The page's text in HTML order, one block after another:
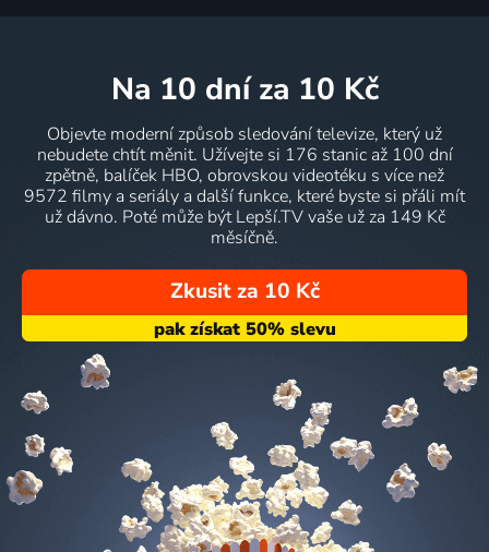
na 10 dní za 10 Kč
Objevte moderní způsob sledování televize, který už
nebudete chtít měnit. Užívejte si 176 stanic až 100 dní
zpětně, balíček HBO, obrovskou videotéku s více než
9572 filmy a seriály a další funkce, které byste si přáli mít
už dávno. Poté může být Lepší.TV vaše už za 149 Kč
měsíčně.
Zkusit za 10 Kč